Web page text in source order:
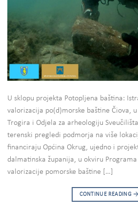
U sklopu projekta Potopljena baština:
valorizacija po(d)morske baštine Čiova,
Trogira i Odjela za arheologiju
terenski pregledi podmorja na više
financiraju Općina Okrug, ujedno i
dalmatinska županija, u okviru
valorizacije pomorske baštine […]
CONTINUE READING →